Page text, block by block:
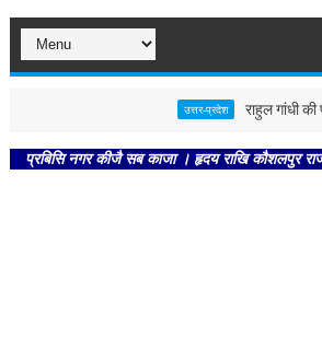
राहुल गांधी की
नगर कीजै सब काजा । हृदय राखि कौशलपुर राजा।। --